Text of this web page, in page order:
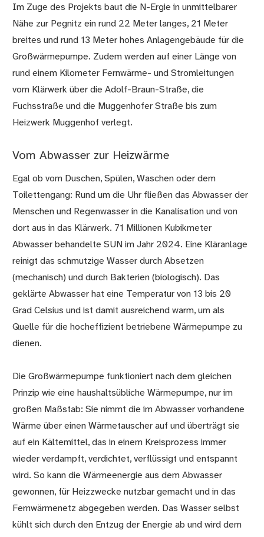
Im Zuge des Projekts baut die N-Ergie in unmittelbarer
Nähe zur Pegnitz ein rund 22 Meter langes, 21 Meter
breites und rund 13 Meter hohes Anlagengebäude für die
Großwärmepumpe. Zudem werden auf einer Länge von
rund einem Kilometer Fernwärme- und Stromleitungen
vom Klärwerk über die Adolf-Braun-Straße, die
Fuchsstraße und die Muggenhofer Straße bis zum
Heizwerk Muggenhof verlegt.
Vom Abwasser zur Heizwärme
Egal ob vom Duschen, Spülen, Waschen oder dem
Toilettengang: Rund um die Uhr fließen das Abwasser der
Menschen und Regenwasser in die Kanalisation und von
dort aus in das Klärwerk. 71 Millionen Kubikmeter
Abwasser behandelte SUN im Jahr 2024. Eine Kläranlage
reinigt das schmutzige Wasser durch Absetzen
(mechanisch) und durch Bakterien (biologisch). Das
geklärte Abwasser hat eine Temperatur von 13 bis 20
Grad Celsius und ist damit ausreichend warm, um als
Quelle für die hocheffizient betriebene Wärmepumpe zu
dienen.
Die Großwärmepumpe funktioniert nach dem gleichen
Prinzip wie eine haushaltsübliche Wärmepumpe, nur im
großen Maßstab: Sie nimmt die im Abwasser vorhandene
Wärme über einen Wärmetauscher auf und überträgt sie
auf ein Kältemittel, das in einem Kreisprozess immer
wieder verdampft, verdichtet, verflüssigt und entspannt
wird. So kann die Wärmeenergie aus dem Abwasser
gewonnen, für Heizzwecke nutzbar gemacht und in das
Fernwärmenetz abgegeben werden. Das Wasser selbst
kühlt sich durch den Entzug der Energie ab und wird dem